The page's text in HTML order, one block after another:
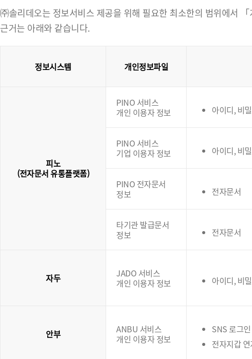
㈜솔리데오는 정보서비스 제공을 위해 필요한 최소한의 범위에서
근거는 아래와 같습니다.
정보시스템 개인정보파일
피노
(전자문서 유통플랫폼)
PINO 서비스
개인 이용자 정보
아이디, 비
PINO 서비스
기업 이용자 정보
아이디, 비
PINO 전자문서
정보
전자문서
타기관 발급문서
정보
전자문서
자두
JADO 서비스
개인 이용자 정보
아이디, 비
안부
ANBU 서비스
개인 이용자 정보
SNS 로그
전자지갑